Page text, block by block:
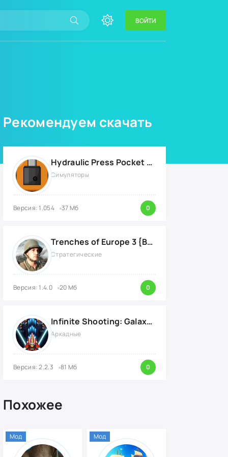
ВОЙТИ
Рекомендуем скачать
Hydraulic Press Pocket {ВЗЛОМ: бесконечные деньги}
Симуляторы
Версия: 1.054 37 Мб 0
Trenches of Europe 3 {ВЗЛОМ: много денег}
Стратегические
Версия: 1.4.0 20 Мб 0
Infinite Shooting: Galaxy Attack {ВЗЛОМ: Бесплатные Покупки}
Аркадные
Версия: 2.2.3 81 Мб 0
Похожее
Мод Мод